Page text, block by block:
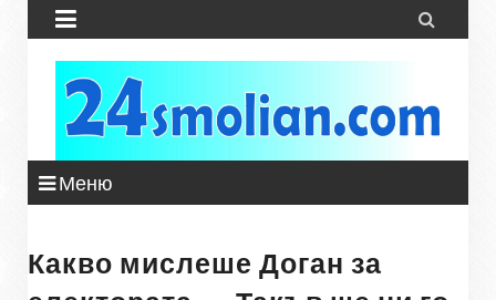
 
Меню
Какво мислеше Доган за